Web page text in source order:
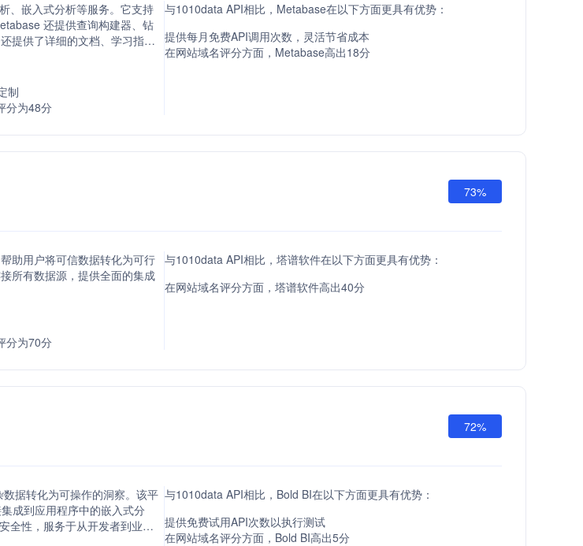
、嵌入式分析等服务。它支持
还提供查询构建器、钻
提供了详细的文档、学习指
制
分为48分
与1010data API相比，Metabase在以下方面更具有优势：
提供每月免费API调用次数，灵活节省成本
在网站域名评分方面，Metabase高出18分
73%
助用户将可信数据转化为可行
所有数据源，提供全面的集成
分为70分
与1010data API相比，塔谱软件在以下方面更具有优势：
在网站域名评分方面，塔谱软件高出40分
72%
据转化为可操作的洞察。该平
成到应用程序中的嵌入式分
全性，服务于从开发者到业务
与1010data API相比，Bold BI在以下方面更具有优势：
提供免费试用API次数以执行测试
在网站域名评分方面，Bold BI高出5分